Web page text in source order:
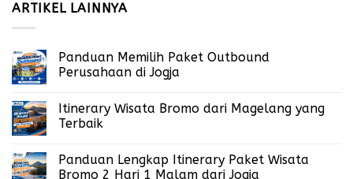
ARTIKEL LAINNYA
Panduan Memilih Paket Outbound
Perusahaan di Jogja
Itinerary Wisata Bromo dari Magelang yang
Terbaik
Panduan Lengkap Itinerary Paket Wisata
Bromo 2 Hari 1 Malam dari Jogja